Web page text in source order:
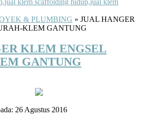
& PLUMBING » JUAL HANGER
KLEM GANTUNG
KLEM ENGSEL
GANTUNG
26 Agustus 2016